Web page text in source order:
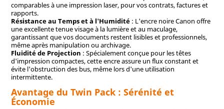
comparables à une impression laser, pour vos contrats, factures et
rapports.
Résistance au Temps et à l'Humidité: L'encre noire Canon offre
une excellente tenue visage à la lumière et au maculage,
garantissant que vos documents restent lisibles et professionnels,
même après manipulation ou archivage.
Fluidité de Projection : Spécialement conçue pour les têtes
d'impression compactes, cette encre assure un flux constant et
évite l'obstruction des bus, même lors d'une utilisation
intermittente.
Avantage du Twin Pack : Sérénité et
Économie